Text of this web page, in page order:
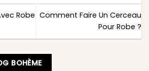
Robe Comment Faire Un Cerceau
Pour Robe ?
BOHÈME